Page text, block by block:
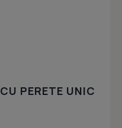
PERETE UNIC